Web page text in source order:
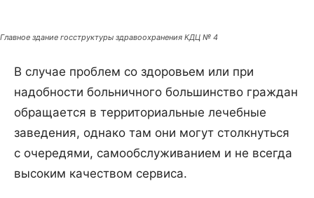
Главное здание госструктуры здравоохранения КДЦ № 4
В случае проблем со здоровьем или при
надобности больничного большинство граждан
обращается в территориальные лечебные
заведения, однако там они могут столкнуться
с очередями, самообслуживанием и не всегда
высоким качеством сервиса.